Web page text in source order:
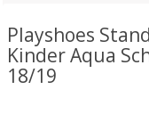
Playshoes
Kinder Aqua
18/19